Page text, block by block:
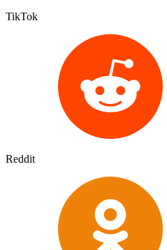
TikTok
Reddit